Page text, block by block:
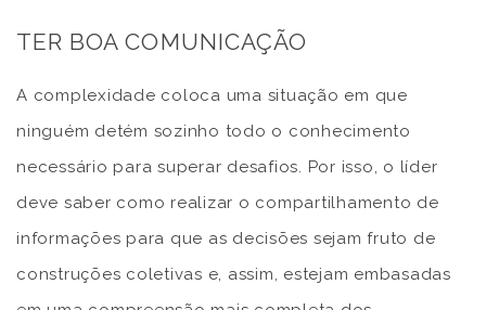
TER BOA COMUNICAÇÃO
A complexidade coloca uma situação em que
ninguém detém sozinho todo o conhecimento
necessário para superar desafios. Por isso, o líder
deve saber como realizar o compartilhamento de
informações para que as decisões sejam fruto de
construções coletivas e, assim, estejam embasadas